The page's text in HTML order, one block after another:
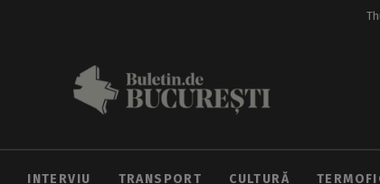
INTERVIU TRANSPORT CULTURĂ